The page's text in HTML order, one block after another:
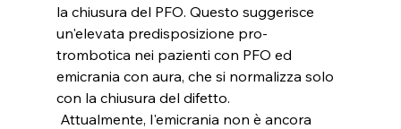
la chiusura del PFO. Questo suggerisce
un'elevata predisposizione pro-
trombotica nei pazienti con PFO ed
emicrania con aura, che si normalizza solo
con la chiusura del difetto.
Attualmente, l'emicrania non è ancora